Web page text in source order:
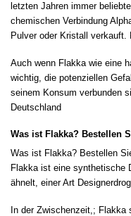
letzten Jahren immer
chemischen Verbindung
Pulver oder Kristall
Auch wenn Flakka wie eine
wichtig, die potenziellen
seinem Konsum verbunden
Deutschland
Was ist Flakka? Bestellen
Was ist Flakka? Bestellen
Flakka ist eine synthetische
ähnelt, einer Art
In der Zwischenzeit,; Flakka